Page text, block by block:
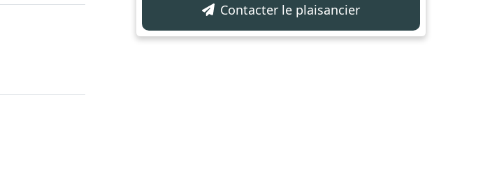
Contacter le plaisancier